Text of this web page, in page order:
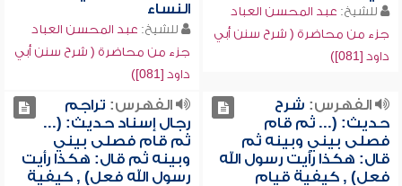
للشيخ: عبد المحسن العباد
جزء من محاضرة ( شرح سنن أبي
داود [081])
النساء
للشيخ: عبد المحسن العباد
جزء من محاضرة ( شرح سنن أبي
داود [081])
الفهرس: شرح
حديث: (... ثم قام
فصلى بيني وبينه ثم
قال: هكذا رأيت رسول الله
فعل) , كيفية قيام
الفهرس: تراجم
رجال إسناد حديث: (...
ثم قام فصلى بيني
وبينه ثم قال: هكذا رأيت
رسول الله فعل) , كيفية